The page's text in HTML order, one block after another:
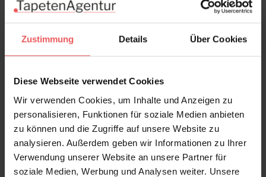
Zustimmung Details Über Cookies
Diese Webseite verwendet Cookies
Wir verwenden Cookies, um Inhalte und Anzeigen zu
personalisieren, Funktionen für soziale Medien anbieten
zu können und die Zugriffe auf unsere Website zu
analysieren. Außerdem geben wir Informationen zu Ihrer
Verwendung unserer Website an unsere Partner für
soziale Medien, Werbung und Analysen weiter. Unsere
Die Tapete "Meadow Pratum" präsentiert ein
Hügellandschaftsmuster mit feinen Streifen in den
Farben Gelb, Grün und Braun. Der Name verbindet die
lateinischen "Pratum", was ebenfalls Wiese oder
Grünland bedeutet. Diese Kombination deutet auf
eine gestalterische Inspiration durch natürliche,
grüne Landschaften hin.
Produktdetails